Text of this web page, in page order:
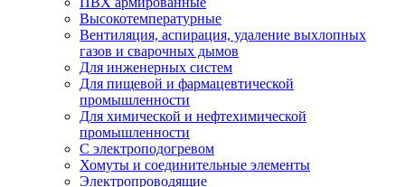
Высокотемпературные
Вентиляция, аспирация, удаление выхлопных
газов и сварочных дымов
Для инженерных систем
Для пищевой и фармацевтической
промышленности
Для химической и нефтехимической
промышленности
С электроподогревом
Хомуты и соединительные элементы
Электропроводящие